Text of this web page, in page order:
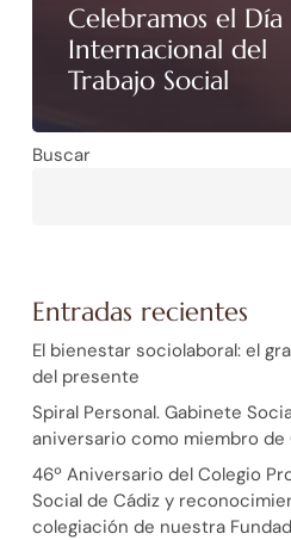
Celebramos el Día
Internacional del
Trabajo Social
Buscar
Entradas recientes
El bienestar sociolaboral: el
del presente
Spiral Personal. Gabinete
aniversario como miembro de
46º Aniversario del Colegio
Social de Cádiz y
colegiación de nuestra